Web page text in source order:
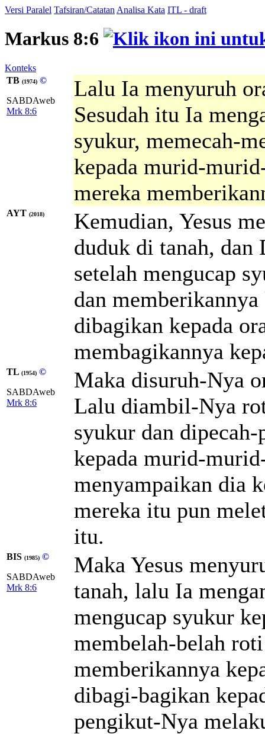
Versi Paralel Tafsiran/Catatan Analisa Kata ITL - draft
Markus 8:6
Konteks
TB (1974) ©
SABDAweb
Mrk 8:6
Lalu Ia menyuruh
Sesudah itu Ia
syukur, memecah-
kepada murid-
mereka
AYT (2018)
Kemudian, Yesus
duduk di tanah,
setelah mengucap
dan
dibagikan kepada
membagikannya
TL (1954) ©
SABDAweb
Mrk 8:6
Maka disuruh-Nya
Lalu diambil-Nya
syukur dan
kepada murid-
menyampaikan dia
mereka itu pun
itu.
BIS (1985) ©
SABDAweb
Mrk 8:6
Maka Yesus
tanah, lalu Ia
mengucap syukur
membelah-belah
memberikannya
dibagi-bagikan
pengikut-Nya